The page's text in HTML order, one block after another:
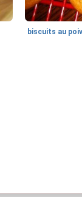
biscuits au